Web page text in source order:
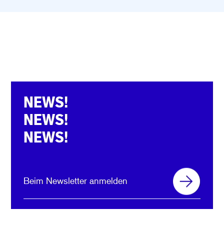
NEWS!
NEWS!
NEWS!
Beim Newsletter anmelden